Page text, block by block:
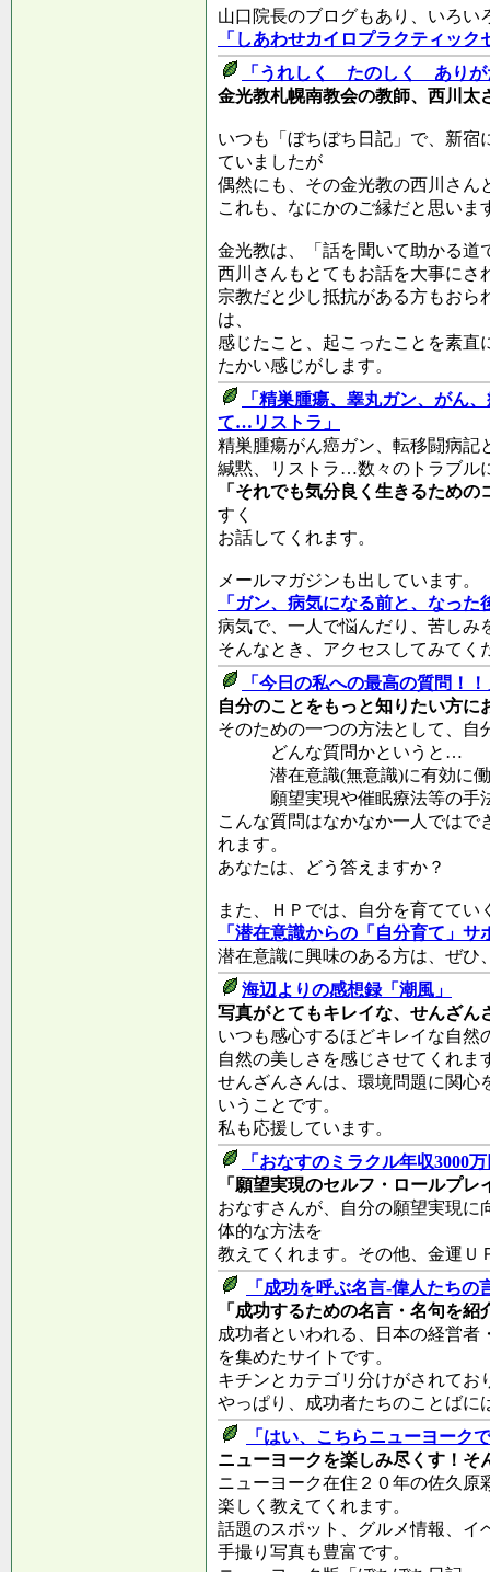
山口院長のブログもあり、いろい
「しあわせカイロプラクティック
「うれしく たのしく ありが
金光教札幌南教会の教師、西川太
いつも「ぼちぼち日記」で、新宿
ていましたが
偶然にも、その金光教の西川さん
これも、なにかのご縁だと思いま
金光教は、「話を聞いて助かる道
西川さんもとてもお話を大事にさ
宗教だと少し抵抗がある方もおら
は、
感じたこと、起こったことを素直
たかい感じがします。
「精巣腫瘍、睾丸ガン、がん
て…リストラ」
精巣腫瘍がん癌ガン、転移闘病
緘黙、リストラ…数々のトラブル
「それでも気分良く生きるための
すく
お話してくれます。
メールマガジンも出しています。
「ガン、病気になる前と、なっ
病気で、一人で悩んだり、苦しみ
そんなとき、アクセスしてみてく
「今日の私への最高の質問！
自分のことをもっと知りたい方に
そのための一つの方法として、自
どんな質問かというと…
潜在意識(無意識)に有効に働
願望実現や催眠療法等の手法
こんな質問はなかなか一人では
れます。
あなたは、どう答えますか？
また、ＨＰでは、自分を育ててい
「潜在意識からの「自分育て」サ
潜在意識に興味のある方は、ぜひ
海辺よりの感想録「潮風」
写真がとてもキレイな、せんざん
いつも感心するほどキレイな自然
自然の美しさを感じさせてくれま
せんざんさんは、環境問題に関心
いうことです。
私も応援しています。
「おなすのミラクル年収3000
「願望実現のセルフ・ロールプレ
おなすさんが、自分の願望実現に
体的な方法を
教えてくれます。その他、金運Ｕ
「成功を呼ぶ名言‐偉人たちの
「成功するための名言・名句を紹
成功者といわれる、日本の経営
を集めたサイトです。
キチンとカテゴリ分けがされてお
やっぱり、成功者たちのことばに
「はい、こちらニューヨーク
ニューヨークを楽しみ尽くす！そ
ニューヨーク在住２０年の佐久原
楽しく教えてくれます。
話題のスポット、グルメ情報、イ
手撮り写真も豊富です。